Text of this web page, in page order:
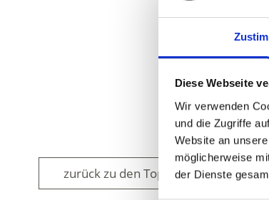
Diese Webseite
Wir verwenden
und die Zugriffe
Website an
möglicherweise
der Dienste
zurück zu den Top Events